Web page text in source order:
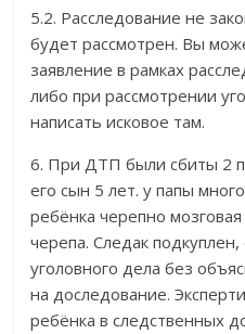
5.2. Расследование не
будет рассмотрен. Вы
заявление в рамках
либо при рассмотрении
написать исковое там.
6. При ДТП были сбиты 2
его сын 5 лет. у папы
ребёнка черепно
черепа. Следак
уголовного дела без
на доследование.
ребёнка в следственных